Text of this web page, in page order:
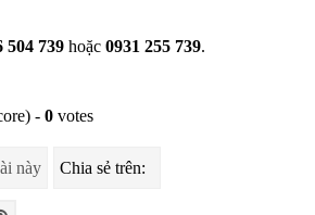
504 739 hoặc 0931 255 739.
- 0 votes
này Chia sẻ trên: